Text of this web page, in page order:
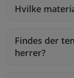
Hvilke
Findes der
herrer?